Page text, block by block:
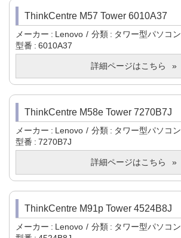
ThinkCentre M57 Tower 6010A37
メーカー Lenovo 分類
タワー型パソコン
型番
6010A37
詳細ページはこちら
ThinkCentre M58e Tower 7270B7J
メーカー Lenovo 分類
タワー型パソコン
型番
7270B7J
詳細ページはこちら
ThinkCentre M91p Tower 4524B8J
メーカー Lenovo 分類
タワー型パソコン